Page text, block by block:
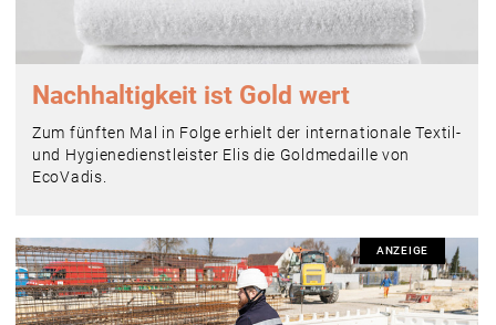
Nachhaltigkeit ist Gold wert
Zum fünften Mal in Folge erhielt der internationale Textil-
und Hygienedienstleister Elis die Goldmedaille von
EcoVadis.
ANZEIGE